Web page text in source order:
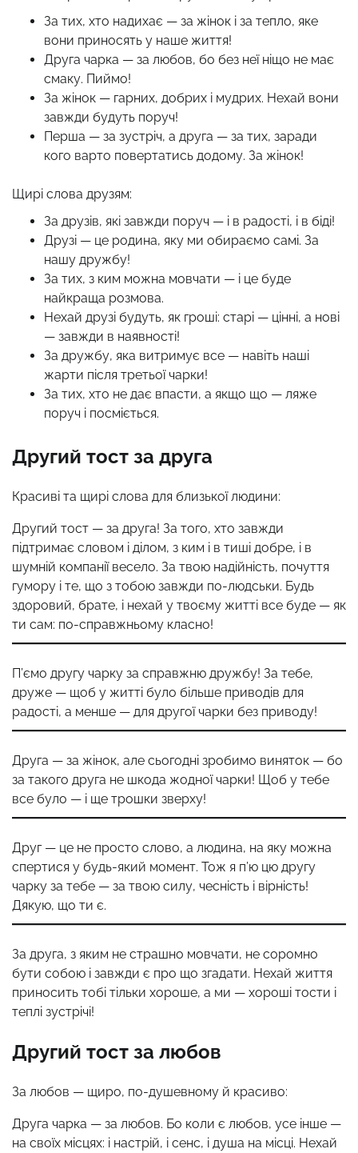
За тих, хто надихає — за жінок і за тепло, яке
вони приносять у наше життя!
Друга чарка — за любов, бо без неї ніщо не має
смаку. Пиймо!
За жінок — гарних, добрих і мудрих. Нехай вони
завжди будуть поруч!
Перша — за зустріч, а друга — за тих, заради
кого варто повертатись додому. За жінок!
Щирі слова друзям:
За друзів, які завжди поруч — і в радості, і в біді!
Друзі — це родина, яку ми обираємо самі. За
нашу дружбу!
За тих, з ким можна мовчати — і це буде
найкраща розмова.
Нехай друзі будуть, як гроші: старі — цінні, а нові
— завжди в наявності!
За дружбу, яка витримує все — навіть наші
жарти після третьої чарки!
За тих, хто не дає впасти, а якщо що — ляже
поруч і посміється.
Другий тост за друга
Красиві та щирі слова для близької людини:
Другий тост — за друга! За того, хто завжди
підтримає словом і ділом, з ким і в тиші добре, і в
шумній компанії весело. За твою надійність, почуття
гумору і те, що з тобою завжди по-людськи. Будь
здоровий, брате, і нехай у твоєму житті все буде — як
ти сам: по-справжньому класно!
П’ємо другу чарку за справжню дружбу! За тебе,
друже — щоб у житті було більше приводів для
радості, а менше — для другої чарки без приводу!
Друга — за жінок, але сьогодні зробимо виняток — бо
за такого друга не шкода жодної чарки! Щоб у тебе
все було — і ще трошки зверху!
Друг — це не просто слово, а людина, на яку можна
спертися у будь-який момент. Тож я п’ю цю другу
чарку за тебе — за твою силу, чесність і вірність!
Дякую, що ти є.
За друга, з яким не страшно мовчати, не соромно
бути собою і завжди є про що згадати. Нехай життя
приносить тобі тільки хороше, а ми — хороші тости і
теплі зустрічі!
Другий тост за любов
За любов — щиро, по-душевному й красиво:
Друга чарка — за любов. Бо коли є любов, усе інше —
на своїх місцях: і настрій, і сенс, і душа на місці. Нехай